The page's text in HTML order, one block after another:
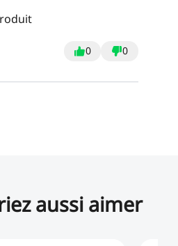
0 0
aussi aimer